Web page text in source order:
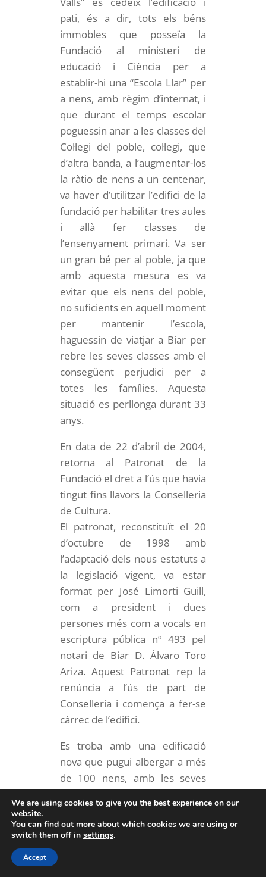
pati, és a dir, tots els béns
immobles que posseïa la
Fundació al ministeri de
educació i Ciència per a
establir-hi una “Escola Llar” per
a nens, amb règim d’internat, i
que durant el temps escolar
poguessin anar a les classes del
Col·legi del poble, col·legi, que
d’altra banda, a l’augmentar-los
la ràtio de nens a un centenar,
va haver d’utilitzar l’edifici de la
fundació per habilitar tres aules
i allà fer classes de
l’ensenyament primari. Va ser
un gran bé per al poble, ja que
amb aquesta mesura es va
evitar que els nens del poble,
no suficients en aquell moment
per mantenir l’escola,
haguessin de viatjar a Biar per
rebre les seves classes amb el
consegüent perjudici per a
totes les famílies. Aquesta
situació es perllonga durant 33
anys.
En data de 22 d’abril de 2004,
retorna al Patronat de la
Fundació el dret a l’ús que havia
tingut fins llavors la Conselleria
de Cultura.
El patronat, reconstituït el 20
d’octubre de 1998 amb
l’adaptació dels nous estatuts a
la legislació vigent, va estar
format per José Limorti Guill,
com a president i dues
persones més com a vocals en
escriptura pública nº 493 pel
notari de Biar D. Álvaro Toro
Ariza. Aquest Patronat rep la
renúncia a l’ús de part de
Conselleria i comença a fer-se
càrrec de l’edifici.
Es troba amb una edificació
nova que pugui albergar a més
de 100 nens, amb les seves
de llit. També amb un
menjador en molt bones
condicions amb capacitat per a
We are using cookies to give you the best experience on our
website.
You can find out more about which cookies we are using or
switch them off in settings.
Accept